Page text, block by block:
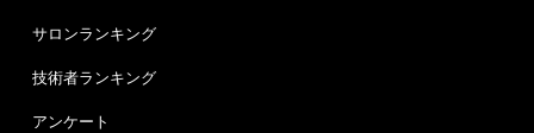
サロンランキング
技術者ランキング
アンケート